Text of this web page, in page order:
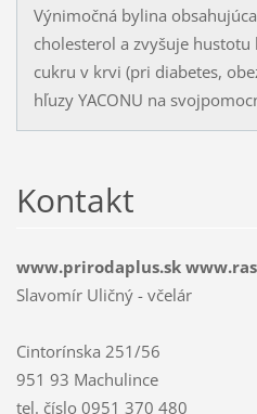
Výnimočná bylina
cholesterol a zvyšuje
cukru v krvi (pri diabetes,
hľuzy YACONU na
Kontakt
www.prirodaplus.sk
Slavomír Uličný - včelár
Cintorínska 251/56
951 93 Machulince
tel. číslo 0951 370 480